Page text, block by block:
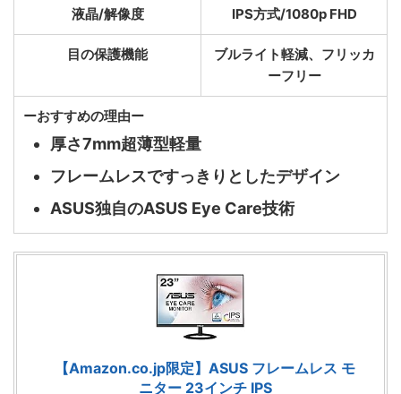
液晶/解像度 IPS方式/1080p FHD
目の保護機能
ブルライト軽減、フリッカ
ーフリー
ーおすすめの理由ー
厚さ7mm超薄型軽量
フレームレスですっきりとしたデザイン
ASUS独自のASUS Eye Care技術
【Amazon.co.jp限定】ASUS フレームレス モ
ニター 23インチ IPS